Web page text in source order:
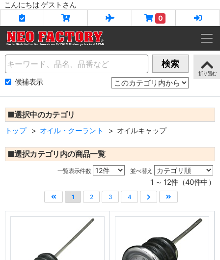
こんにちは ゲストさん
0
Name 検索
候補表示
■選択中のカテゴリ
トップ オイル・クーラント オイルキャップ
■選択カテゴリ内の商品一覧
一覧表示件数 並べ替え
1 ～ 12件（40件中）
1 2 3 4